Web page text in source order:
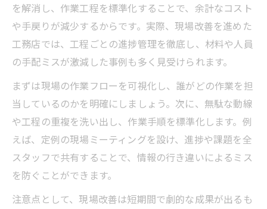
を解消し、作業工程を標準化することで、余計なコスト
や手戻りが減少するからです。実際、現場改善を進めた
工務店では、工程ごとの進捗管理を徹底し、材料や人員
の手配ミスが激減した事例も多く見受けられます。
まずは現場の作業フローを可視化し、誰がどの作業を担
当しているのかを明確にしましょう。次に、無駄な動線
や工程の重複を洗い出し、作業手順を標準化します。例
えば、定例の現場ミーティングを設け、進捗や課題を全
スタッフで共有することで、情報の行き違いによるミス
を防ぐことができます。
注意点として、現場改善は短期間で劇的な成果が出るも